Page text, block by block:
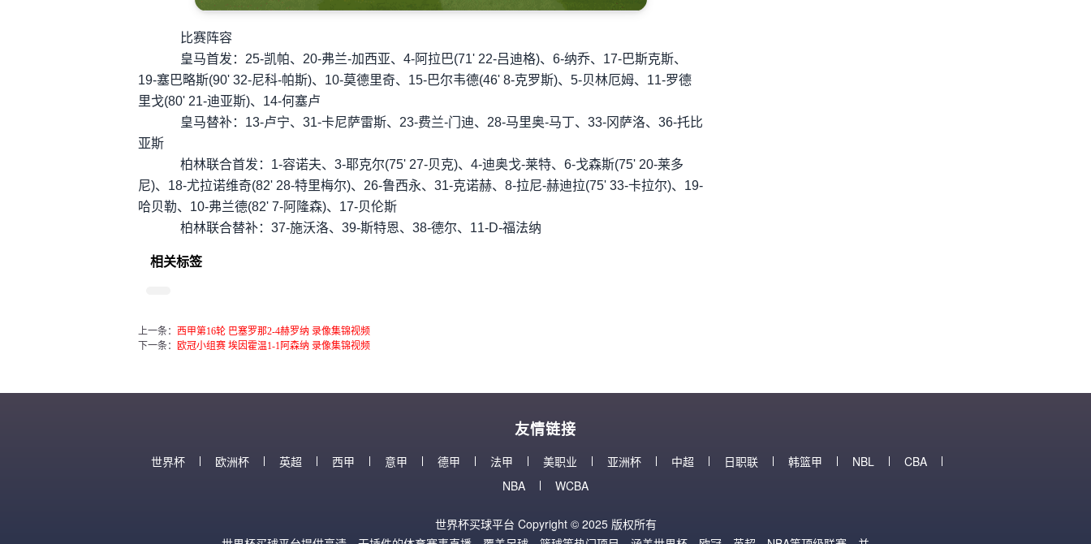
比赛阵容
皇马首发：25-凯帕、20-弗兰-加西亚、4-阿拉巴(71' 22-吕迪格)、6-纳乔、17-巴斯克斯、
19-塞巴略斯(90' 32-尼科-帕斯)、10-莫德里奇、15-巴尔韦德(46' 8-克罗斯)、5-贝林厄姆、11-罗德
里戈(80' 21-迪亚斯)、14-何塞卢
皇马替补：13-卢宁、31-卡尼萨雷斯、23-费兰-门迪、28-马里奥-马丁、33-冈萨洛、36-托比
亚斯
柏林联合首发：1-容诺夫、3-耶克尔(75' 27-贝克)、4-迪奥戈-莱特、6-戈森斯(75' 20-莱多
尼)、18-尤拉诺维奇(82' 28-特里梅尔)、26-鲁西永、31-克诺赫、8-拉尼-赫迪拉(75' 33-卡拉尔)、19-
哈贝勒、10-弗兰德(82' 7-阿隆森)、17-贝伦斯
柏林联合替补：37-施沃洛、39-斯特恩、38-德尔、11-D-福法纳
相关标签
上一条： 西甲第16轮 巴塞罗那2-4赫罗纳 录像集锦视频
下一条： 欧冠小组赛 埃因霍温1-1阿森纳 录像集锦视频
友情链接
世界杯 欧洲杯 英超 西甲 意甲 德甲 法甲 美职业 亚洲杯 中超 日职联 韩篮甲 NBL
CBA
NBA
WCBA
世界杯买球平台 Copyright © 2025 版权所有